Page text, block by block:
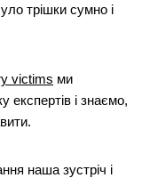
трішки сумно і
victims ми
і знаємо,
наша зустріч і